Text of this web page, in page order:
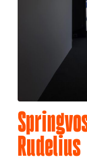
Rudelius